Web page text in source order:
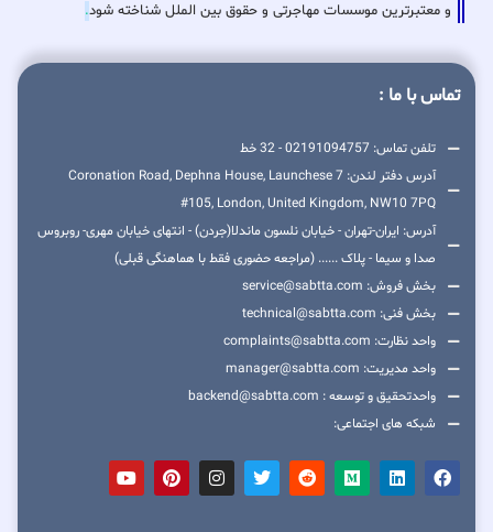
و معتبرترین موسسات مهاجرتی و حقوق بین الملل شناخته شود.
تماس با ما :
تلفن تماس: 02191094757 - 32 خط
آدرس دفتر لندن: 7 Coronation Road, Dephna House, Launchese
#105, London, United Kingdom, NW10 7PQ
آدرس: ایران-تهران - خیابان نلسون ماندلا(جردن) - انتهای خیابان مهری- روبروس
صدا و سیما - پلاک ...... (مراجعه حضوری فقط با هماهنگی قبلی)
بخش فروش: service@sabtta.com
بخش فنی: technical@sabtta.com
واحد نظارت: complaints@sabtta.com
واحد مدیریت: manager@sabtta.com
واحدتحقیق و توسعه : backend@sabtta.com
شبکه های اجتماعی: